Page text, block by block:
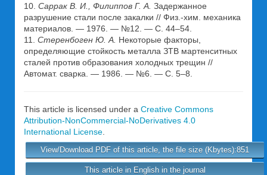
10. Саррак В. И., Филиппов Г. А. Задержанное
разрушение стали после закалки // Физ.-хим. механика
материалов. — 1976. — №12. — С. 44–54.
11. Стеренбоген Ю. А. Некоторые факторы,
определяющие стойкость металла ЗТВ мартенситных
сталей против образования холодных трещин //
Автомат. сварка. — 1986. — №6. — С. 5–8.
This article is licensed under a Creative Commons
Attribution-NonCommercial-NoDerivatives 4.0
International License
View/Download PDF of this article, the file size (Kbytes):851
This article in English in the journal